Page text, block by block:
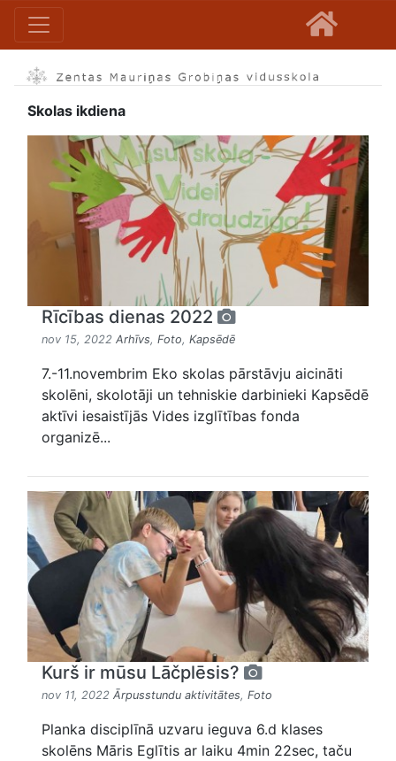
Skolas ikdiena
Rīcības dienas 2022
nov 15, 2022 Arhīvs, Foto, Kapsēdē
7.-11.novembrim Eko skolas pārstāvju aicināti
skolēni, skolotāji un tehniskie darbinieki Kapsēdē
aktīvi iesaistījās Vides izglītības fonda
organizē...
Kurš ir mūsu Lāčplēsis?
nov 11, 2022 Ārpusstundu aktivitātes, Foto
Planka disciplīnā uzvaru ieguva 6.d klases
skolēns Māris Eglītis ar laiku 4min 22sec, taču